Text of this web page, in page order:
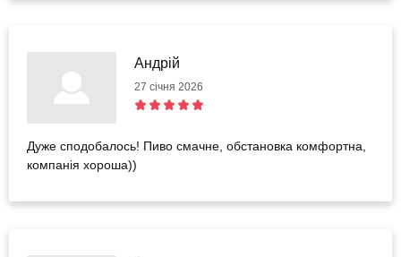
Андрій
27 січня 2026
Дуже сподобалось! Пиво смачне, обстановка комфортна,
компанія хороша))